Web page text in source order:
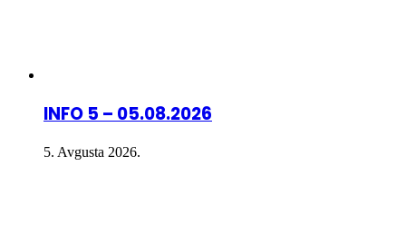
INFO 5 – 05.08.2026
5. Avgusta 2026.